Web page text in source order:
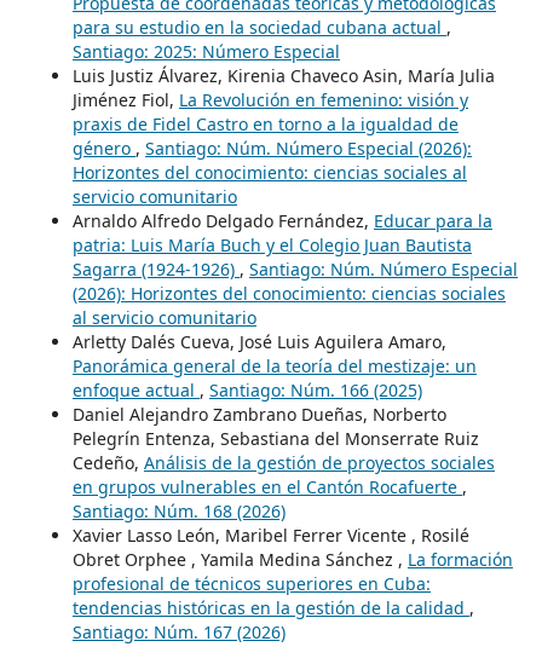
para su estudio en la sociedad cubana actual ,
Santiago: 2025: Número Especial
Luis Justiz Álvarez, Kirenia Chaveco Asin, María Julia
Jiménez Fiol, La Revolución en femenino: visión y
praxis de Fidel Castro en torno a la igualdad de
género , Santiago: Núm. Número Especial (2026):
Horizontes del conocimiento: ciencias sociales al
servicio comunitario
Arnaldo Alfredo Delgado Fernández, Educar para la
patria: Luis María Buch y el Colegio Juan Bautista
Sagarra (1924-1926) , Santiago: Núm. Número Especial
(2026): Horizontes del conocimiento: ciencias sociales
al servicio comunitario
Arletty Dalés Cueva, José Luis Aguilera Amaro,
Panorámica general de la teoría del mestizaje: un
enfoque actual , Santiago: Núm. 166 (2025)
Daniel Alejandro Zambrano Dueñas, Norberto
Pelegrín Entenza, Sebastiana del Monserrate Ruiz
Cedeño, Análisis de la gestión de proyectos sociales
en grupos vulnerables en el Cantón Rocafuerte ,
Santiago: Núm. 168 (2026)
Xavier Lasso León, Maribel Ferrer Vicente , Rosilé
Obret Orphee , Yamila Medina Sánchez , La formación
profesional de técnicos superiores en Cuba:
tendencias históricas en la gestión de la calidad ,
Santiago: Núm. 167 (2026)